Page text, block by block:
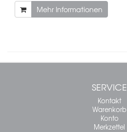
Mehr Informationen
SERVICE
Kontakt
Warenkorb
Konto
Merkzettel